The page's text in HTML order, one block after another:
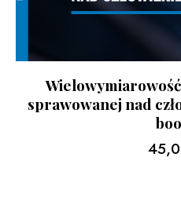
sprawowanej nad